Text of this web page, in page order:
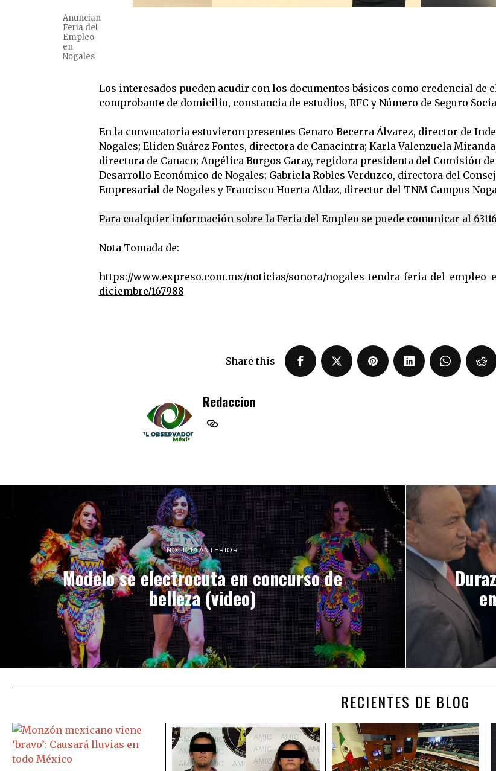
Anuncian
Feria del
Empleo
en
Nogales
Los interesados pueden acudir con los documentos básicos como credencial de
comprobante de domicilio, constancia de estudios, RFC y Número de Seguro
En la convocatoria estuvieron presentes Genaro Becerra Álvarez, director de
Nogales; Eliden Suárez Fontes, directora de Canacintra; Karla Valenzuela
directora de Canaco; Angélica Burgos Garay, regidora presidenta del Comisión de
Desarrollo Económico de Nogales; Gabriela Robles Verduzco, directora del
Empresarial de Nogales y Francisco Huerta Aldaz, director del TNM Campus
Para cualquier información sobre la Feria del Empleo se puede comunicar al
Nota Tomada de:
https://www.expreso.com.mx/noticias/sonora/nogales-tendra-feria-del-empleo-
diciembre/167988
Share this
Redaccion
NOTICIA ANTERIOR
Modelo se electrocuta en concurso de
belleza (video)
RECIENTES DE BLOG